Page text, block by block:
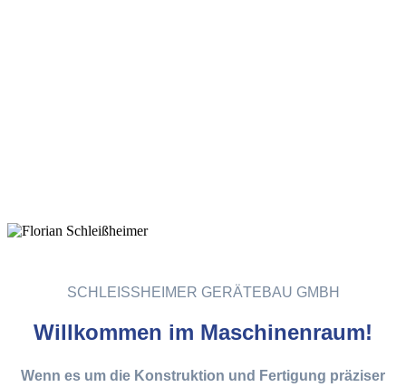
SCHLEISSHEIMER GERÄTEBAU GMBH
Willkommen im Maschinenraum!
Wenn es um die Konstruktion und Fertigung präziser